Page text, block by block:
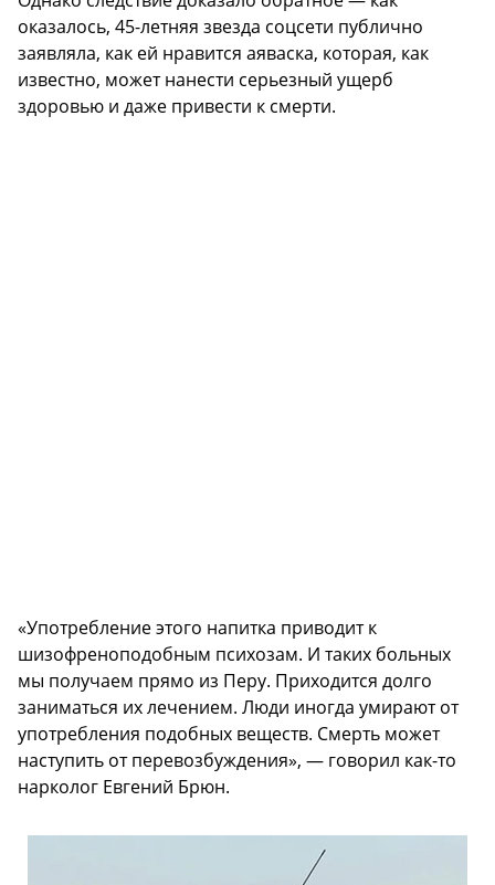
оказалось, 45-летняя звезда соцсети публично
заявляла, как ей нравится аяваска, которая, как
известно, может нанести серьезный ущерб
здоровью и даже привести к смерти.
«Употребление этого напитка приводит к
шизофреноподобным психозам. И таких больных
мы получаем прямо из Перу. Приходится долго
заниматься их лечением. Люди иногда умирают от
употребления подобных веществ. Смерть может
наступить от перевозбуждения», — говорил как-то
нарколог Евгений Брюн.